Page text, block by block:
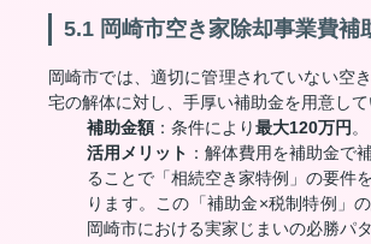
5.1 岡崎市空き家除却事業費補
岡崎市では、適切に管理されていない空
宅の解体に対し、手厚い補助金を用意して
補助金額：条件により最大120万円 。
活用メリット ：解体費用を補助金で
ることで「相続空き家特例」の要件
ります。この「補助金×税制特例」
岡崎市における実家じまいの必勝パ